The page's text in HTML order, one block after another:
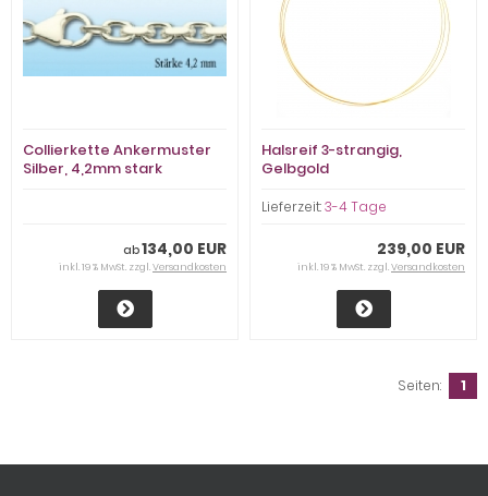
Collierkette Ankermuster
Silber, 4,2mm stark
ab134,00 EUR
inkl. 19 % MwSt. zzgl.Versandkosten
Halsreif 3-strangig,
Gelbgold
Lieferzeit:3-4 Tage
239,00 EUR
inkl. 19 % MwSt. zzgl.Versandkosten
Seiten: 1